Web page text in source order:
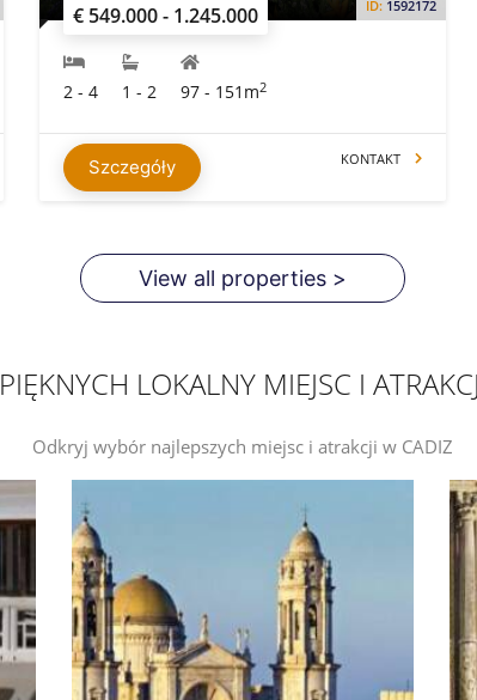
€ 549.000 - 1.245.000 ID: 1592172
2 - 4 1 - 2 97 - 151m2
Szczegóły KONTAKT
View all properties >
PIĘKNYCH LOKALNY MIEJSC I
Odkryj wybór najlepszych miejsc i atrakcji w CADIZ